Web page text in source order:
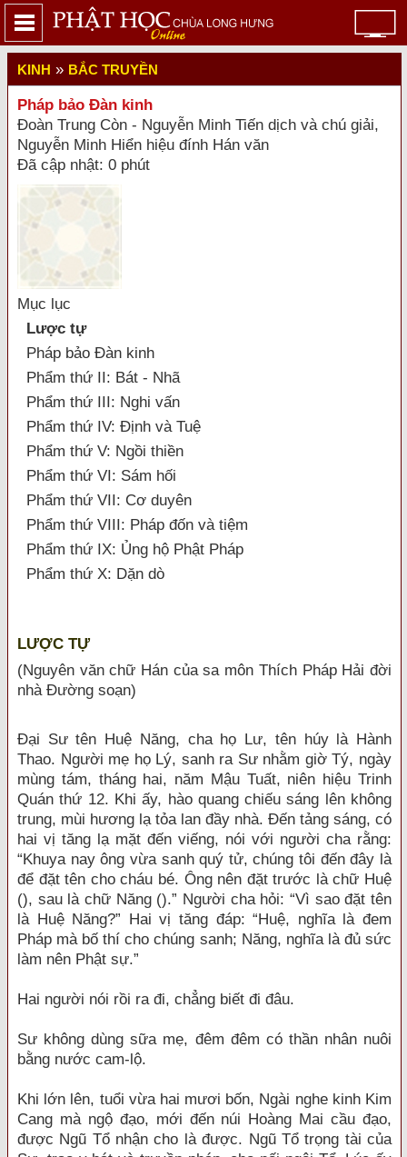
KINH » BẮC TRUYỀN
Pháp bảo Đàn kinh
Đoàn Trung Còn - Nguyễn Minh Tiến dịch và chú giải,
Nguyễn Minh Hiển hiệu đính Hán văn
Đã cập nhật: 0 phút
Mục lục
Lược tự
Pháp bảo Đàn kinh
Phẩm thứ II: Bát - Nhã
Phẩm thứ III: Nghi vấn
Phẩm thứ IV: Định và Tuệ
Phẩm thứ V: Ngồi thiền
Phẩm thứ VI: Sám hối
Phẩm thứ VII: Cơ duyên
Phẩm thứ VIII: Pháp đốn và tiệm
Phẩm thứ IX: Ủng hộ Phật Pháp
Phẩm thứ X: Dặn dò
LƯỢC TỰ
(Nguyên văn chữ Hán của sa môn Thích Pháp Hải đời
nhà Đường soạn)
Đại Sư tên Huệ Năng, cha họ Lư, tên húy là Hành
Thao. Người mẹ họ Lý, sanh ra Sư nhằm giờ Tý, ngày
mùng tám, tháng hai, năm Mậu Tuất, niên hiệu Trinh
Quán thứ 12. Khi ấy, hào quang chiếu sáng lên không
trung, mùi hương lạ tỏa lan đầy nhà. Đến tảng sáng, có
hai vị tăng lạ mặt đến viếng, nói với người cha rằng:
“Khuya nay ông vừa sanh quý tử, chúng tôi đến đây là
để đặt tên cho cháu bé. Ông nên đặt trước là chữ Huệ
(), sau là chữ Năng ().” Người cha hỏi: “Vì sao đặt tên
là Huệ Năng?” Hai vị tăng đáp: “Huệ, nghĩa là đem
Pháp mà bố thí cho chúng sanh; Năng, nghĩa là đủ sức
làm nên Phật sự.”
Hai người nói rồi ra đi, chẳng biết đi đâu.
Sư không dùng sữa mẹ, đêm đêm có thần nhân nuôi
bằng nước cam-lộ.
Khi lớn lên, tuổi vừa hai mươi bốn, Ngài nghe kinh Kim
Cang mà ngộ đạo, mới đến núi Hoàng Mai cầu đạo,
được Ngũ Tổ nhận cho là được. Ngũ Tổ trọng tài của